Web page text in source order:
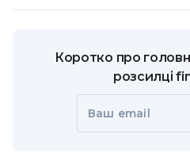
Коротко про
розсилці
Ваш email